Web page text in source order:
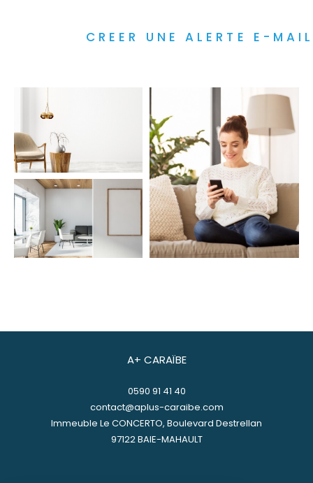
CREER UNE ALERTE E-
A+ CARAÏBE
0590 91 41 40
contact@aplus-caraibe.com
Immeuble Le CONCERTO, Boulevard Destrellan
97122 BAIE-MAHAULT